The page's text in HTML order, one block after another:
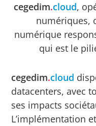
cegedim.cloud,
numériques,
numérique
qui est le
cegedim.cloud
datacenters, avec
ses impacts
L’implémentation